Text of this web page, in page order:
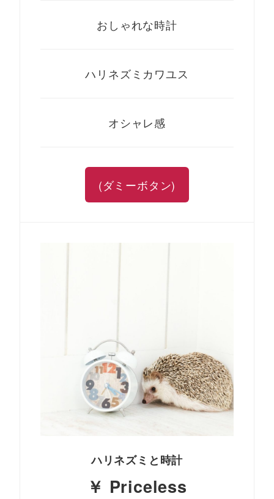
おしゃれな時計
ハリネズミカワユス
オシャレ感
(ダミーボタン)
ハリネズミと時計
￥ Priceless